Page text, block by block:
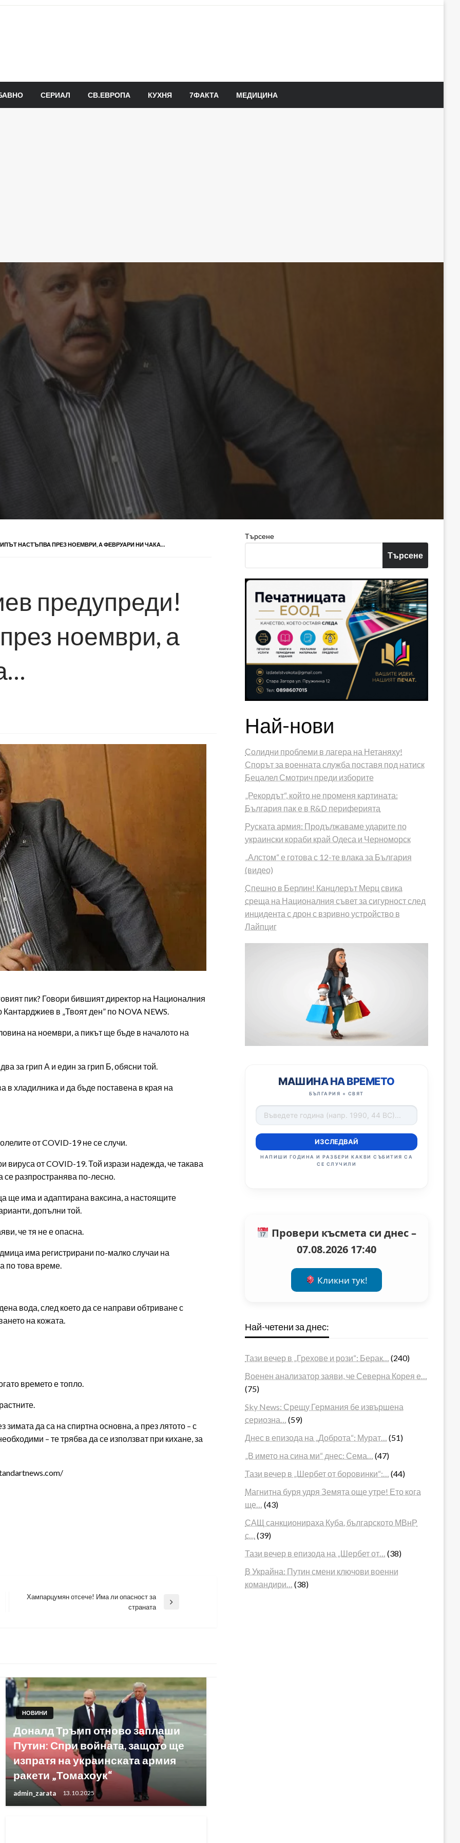
СЕРИАЛ СВ.ЕВРОПА КУХНЯ 7ФАКТА МЕДИЦИНА
НАСТЪПВА ПРЕЗ НОЕМВРИ, А ФЕВРУАРИ НИ ЧАКА…
предупреди!
ноември, а
пик? Говори бившият директор на Националния
в „Твоят ден” по NOVA NEWS.
на ноември, а пикът ще бъде в началото на
за грип А и един за грип Б, обясни той.
в хладилника и да бъде поставена в края на
от COVID-19 не се случи.
вируса от COVID-19. Той изрази надежда, че такава
разпространява по-лесно.
ще има и адаптирана ваксина, а настоящите
допълни той.
че тя не е опасна.
има регистрирани по-малко случаи на
по това време.
вода, след което да се направи обтриване с
на кожата.
времето е топло.
да са на спиртна основна, а през лятото – с
– те трябва да се използват при кихане, за
Хампарцумян отсече! Има ли опасност за
страната
НОВИНИ
Доналд Тръмп отново заплаши
Путин: Спри войната, защото ще
изпратя на украинската армия
ракети „Томахоук“
admin_zarata 13.10.2025
Търсене
Търсене
Най-нови
Солидни проблеми в лагера на Нетаняху!
Спорът за военната служба поставя под натиск
Бецалел Смотрич преди изборите
„Рекордът“, който не променя картината:
България пак е в R&D периферията
Руската армия: Продължаваме ударите по
украински кораби край Одеса и Черноморск
„Алстом“ е готова с 12-те влака за България
(видео)
Спешно в Берлин! Канцлерът Мерц свика
среща на Националния съвет за сигурност след
инцидента с дрон с взривно устройство в
Лайпциг
МАШИНА НА ВРЕМЕТО
БЪЛГАРИЯ + СВЯТ
ИЗСЛЕДВАЙ
НАПИШИ ГОДИНА И РАЗБЕРИ КАКВИ СЪБИТИЯ СА
СЕ СЛУЧИЛИ
Провери късмета си днес –
07.08.2026 17:40
Кликни тук!
Най-четени за днес:
Тази вечер в „Грехове и рози“: Берак…
(240)
Военен анализатор заяви, че Северна Корея е…
(75)
Sky News: Срещу Германия бе извършена
сериозна…
(59)
Днес в епизода на „Доброта“: Мурат…
(51)
„В името на сина ми“ днес: Сема…
(47)
Тази вечер в „Шербет от боровинки“:…
(44)
Магнитна буря удря Земята още утре! Ето кога
ще…
(43)
САЩ санкционираха Куба, българското МВнР
с…
(39)
Тази вечер в епизода на „Шербет от…
(38)
В Украйна: Путин смени ключови военни
командири…
(38)